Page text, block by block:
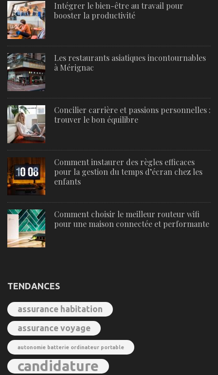
Intégrer le bien-être au travail pour
booster la productivité
Les restaurants asiatiques incontournables
à Mérignac
Concilier carrière et passions personnelles :
trouver le bon équilibre
Comment instaurer des règles efficaces
pour la gestion du temps d’écran chez les
enfants
Comment choisir le meilleur routeur wifi
pour une maison connectée et performante
TENDANCES
assurance habitation
assurance voyage
autonomie batterie ordinateur portable
candidature